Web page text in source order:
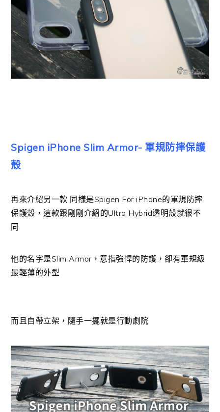
Spigen iPhone Slim Armor- 軍規防摔保護
殼
再來介紹另一款 同樣是Spigen For iPhone的軍規防摔
保護殼，這款跟剛剛介紹的Ultra Hybrid透明殼就很不
同
他的名字是Slim Armor，意指強悍的防護，卻有軍規級
最輕薄的外型
而且自帶立架，隨手一擺就是行動劇院